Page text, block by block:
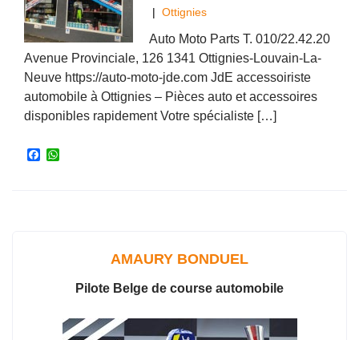
| Ottignies
Auto Moto Parts T. 010/22.42.20
Avenue Provinciale, 126 1341 Ottignies-Louvain-La-
Neuve https://auto-moto-jde.com JdE accessoiriste
automobile à Ottignies – Pièces auto et accessoires
disponibles rapidement Votre spécialiste […]
F
AMAURY BONDUEL
Pilote Belge de course automobile